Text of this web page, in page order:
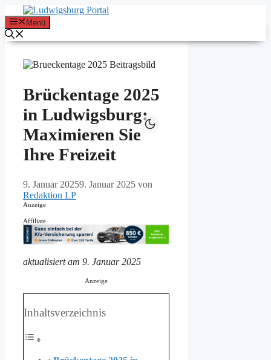
Inhalt
springen
Menü
Brückentage 2025
in Ludwigsburg:
Maximieren Sie
Ihre Freizeit
9. Januar 20259. Januar 2025 von
Redaktion LP
Anzeige
Affiliate
aktualisiert am 9. Januar 2025
Anzeige
Inhaltsverzeichnis